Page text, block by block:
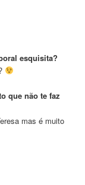
esquisita?
que não te faz
mas é muito